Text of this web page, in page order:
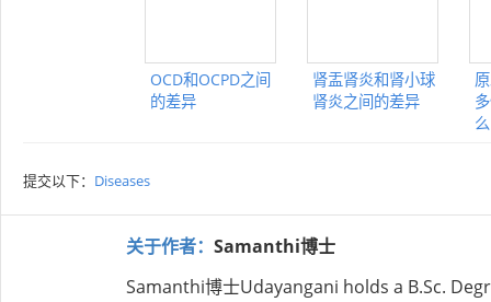
OCD和OCPD之间
的差异
肾盂肾炎和肾小球
肾炎之间的差异
提交以下： Diseases
关于作者： Samanthi博士
Samanthi博士Udayangani holds a B.Sc.